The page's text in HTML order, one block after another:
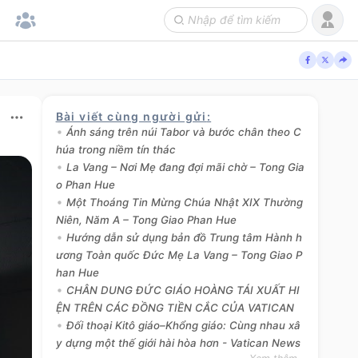
Bài viết cùng người gửi :
Ánh sáng trên núi Tabor và bước chân theo C
húa trong niềm tín thác
La Vang – Nơi Mẹ đang đợi mãi chờ – Tong Gia
o Phan Hue
Một Thoáng Tin Mừng Chúa Nhật XIX Thường
Niên, Năm A – Tong Giao Phan Hue
Hướng dẫn sử dụng bản đồ Trung tâm Hành h
ương Toàn quốc Đức Mẹ La Vang – Tong Giao P
han Hue
CHÂN DUNG ĐỨC GIÁO HOÀNG TÁI XUẤT HI
ỆN TRÊN CÁC ĐỒNG TIỀN CẮC CỦA VATICAN
Đối thoại Kitô giáo–Khổng giáo: Cùng nhau xâ
y dựng một thế giới hài hòa hơn - Vatican News